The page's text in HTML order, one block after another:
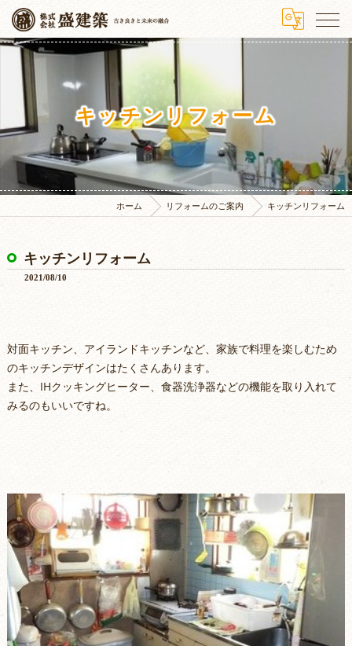
キッチンリフォーム
ホーム リフォームのご案内 キッチンリフォーム
キッチンリフォーム
2021/08/10
対面キッチン、アイランドキッチンなど、家族で料理を楽しむため
のキッチンデザインはたくさんあります。
また、IHクッキングヒーター、食器洗浄器などの機能を取り入れて
みるのもいいですね。